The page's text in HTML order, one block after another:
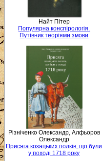
Найт Пітер
Популярна конспірологія.
Путівник теоріями змови
Різніченко Олександр, Алфьоров
Олександр
Присяга козацьких полків, що були
у поході 1718 року